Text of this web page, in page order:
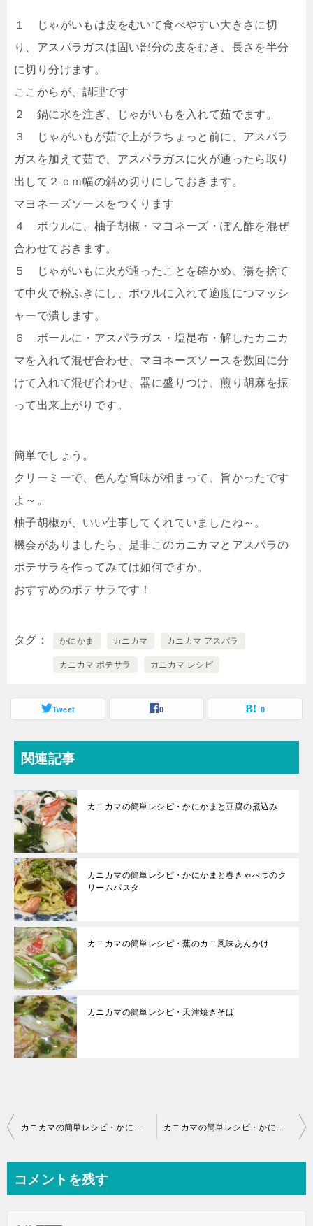
１ じゃがいもは皮をむいて食べやすい大きさに切
り、アスパラガスは固い部分の皮をむき、長さを半分
に切り分けます。
ここからが、調理です
２ 鍋に水を注ぎ、じゃがいもを入れて茹でます。
３ じゃがいもが茹で上がラちょっと前に、アスパラ
ガスを加えて茹で、アスパラガスに火が通ったら取り
出して２ｃｍ幅の斜め切りにしておきます。
マヨネーズソースをつくります
４ ボウルに、柚子胡椒・マヨネーズ・ぽん酢を混ぜ
合わせておきます。
５ じゃがいもに火が通ったことを確かめ、湯を捨て
て中火で粉ふきにし、ボウルに入れて適度につマッシ
ャーで潰します。
６ ボールに・アスパラガス・塩昆布・解したカニカ
マを入れて混ぜ合わせ、マヨネーズソースを数回に分
けて入れて混ぜ合わせ、器に盛りつけ、煎り胡麻を振
って出来上がりです。
簡単でしょう。
クリーミーで、色んな旨味が相まって、旨かったです
よ～。
柚子胡椒が、いい仕事してくれていましたね～。
機会がありましたら、是非このカニカマとアスパラの
ポテサラを作ってみては如何ですか。
おすすめのポテサラです！
タグ かにかま カニカマ カニカマ アスパラ
カニカマ ポテサラ カニカマ レシピ
Tweet 0 0
関連記事
カニカマの簡単レシピ・かにかまと豆腐の煮込み
カニカマの簡単レシピ・かにかまと春きゃべつのク
リームパスタ
カニカマの簡単レシピ・蕪のカニ風味あんかけ
カニカマの簡単レシピ・天津焼きそば
投
ビ
カニカマの簡単レシピ・かにかまと豆腐の煮込み カニカマの簡単レシピ・かにかまと春きゃべつのクリームパスタ
コメントを残す